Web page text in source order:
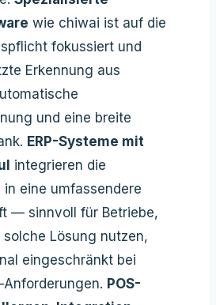
wie chiwai ist auf die
fokussiert und
Erkennung aus
und eine breite
ERP-Systeme mit
integrieren die
in eine umfassendere
— sinnvoll für Betriebe,
Lösung nutzen,
eingeschränkt bei
POS-